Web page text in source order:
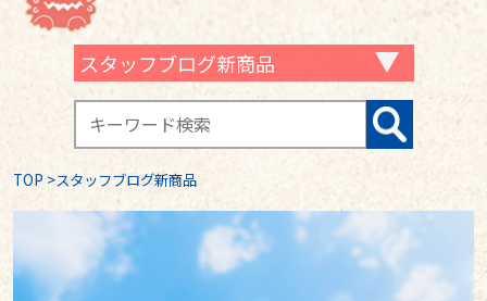
スタッフブログ新商品
TOP >スタッフブログ新商品